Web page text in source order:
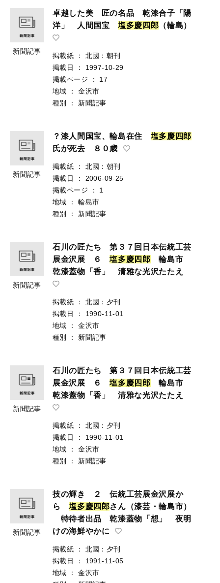
新聞記事
卓越した美 匠の名品 乾漆合子「陽
洋」 人間国宝塩多慶 四 郎 （輪島）
掲載紙 ：
北國：朝刊
掲載日
：
1997-10-29
掲載ページ
：
17
地域
：
金沢市
種別
： 新聞記事
新聞記事
？漆人間国宝、輪島在住 塩多慶 四 郎
氏が死去 ８０歳
掲載紙 ：
北國：朝刊
掲載日
：
2006-09-25
掲載ページ
：
1
地域
：
輪島市
種別
： 新聞記事
新聞記事
石川の匠たち 第３７回日本伝統工芸
展金沢展 ６塩多慶四 郎 輪島市
乾漆蓋物「香」 清雅な光沢たたえ
掲載紙 ：
北國：夕刊
掲載日
：
1990-11-01
地域
：
金沢市
種別
： 新聞記事
新聞記事
石川の匠たち 第３７回日本伝統工芸
展金沢展 ６塩多慶四 郎 輪島市
乾漆蓋物「香」 清雅な光沢たたえ
掲載紙 ：
北國：夕刊
掲載日
：
1990-11-01
地域
：
金沢市
種別
： 新聞記事
新聞記事
技の輝き ２ 伝統工芸展金沢展か
ら塩多慶四 郎さん（漆芸・輪島市）
特待者出品 乾漆蓋物「想」 夜明
けの海鮮やかに
掲載紙 ：
北國：夕刊
掲載日
：
1991-11-05
地域
：
金沢市